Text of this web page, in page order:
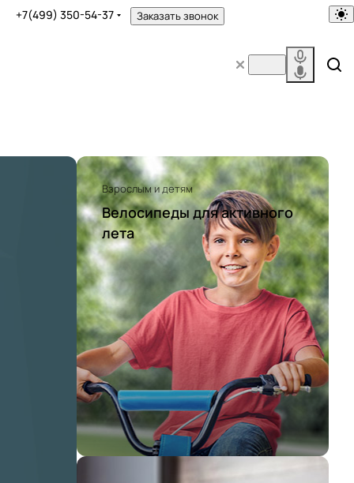
+7(499) 350-54-37 Заказать звонок
Взрослым и детям
Велосипеды для активного
лета